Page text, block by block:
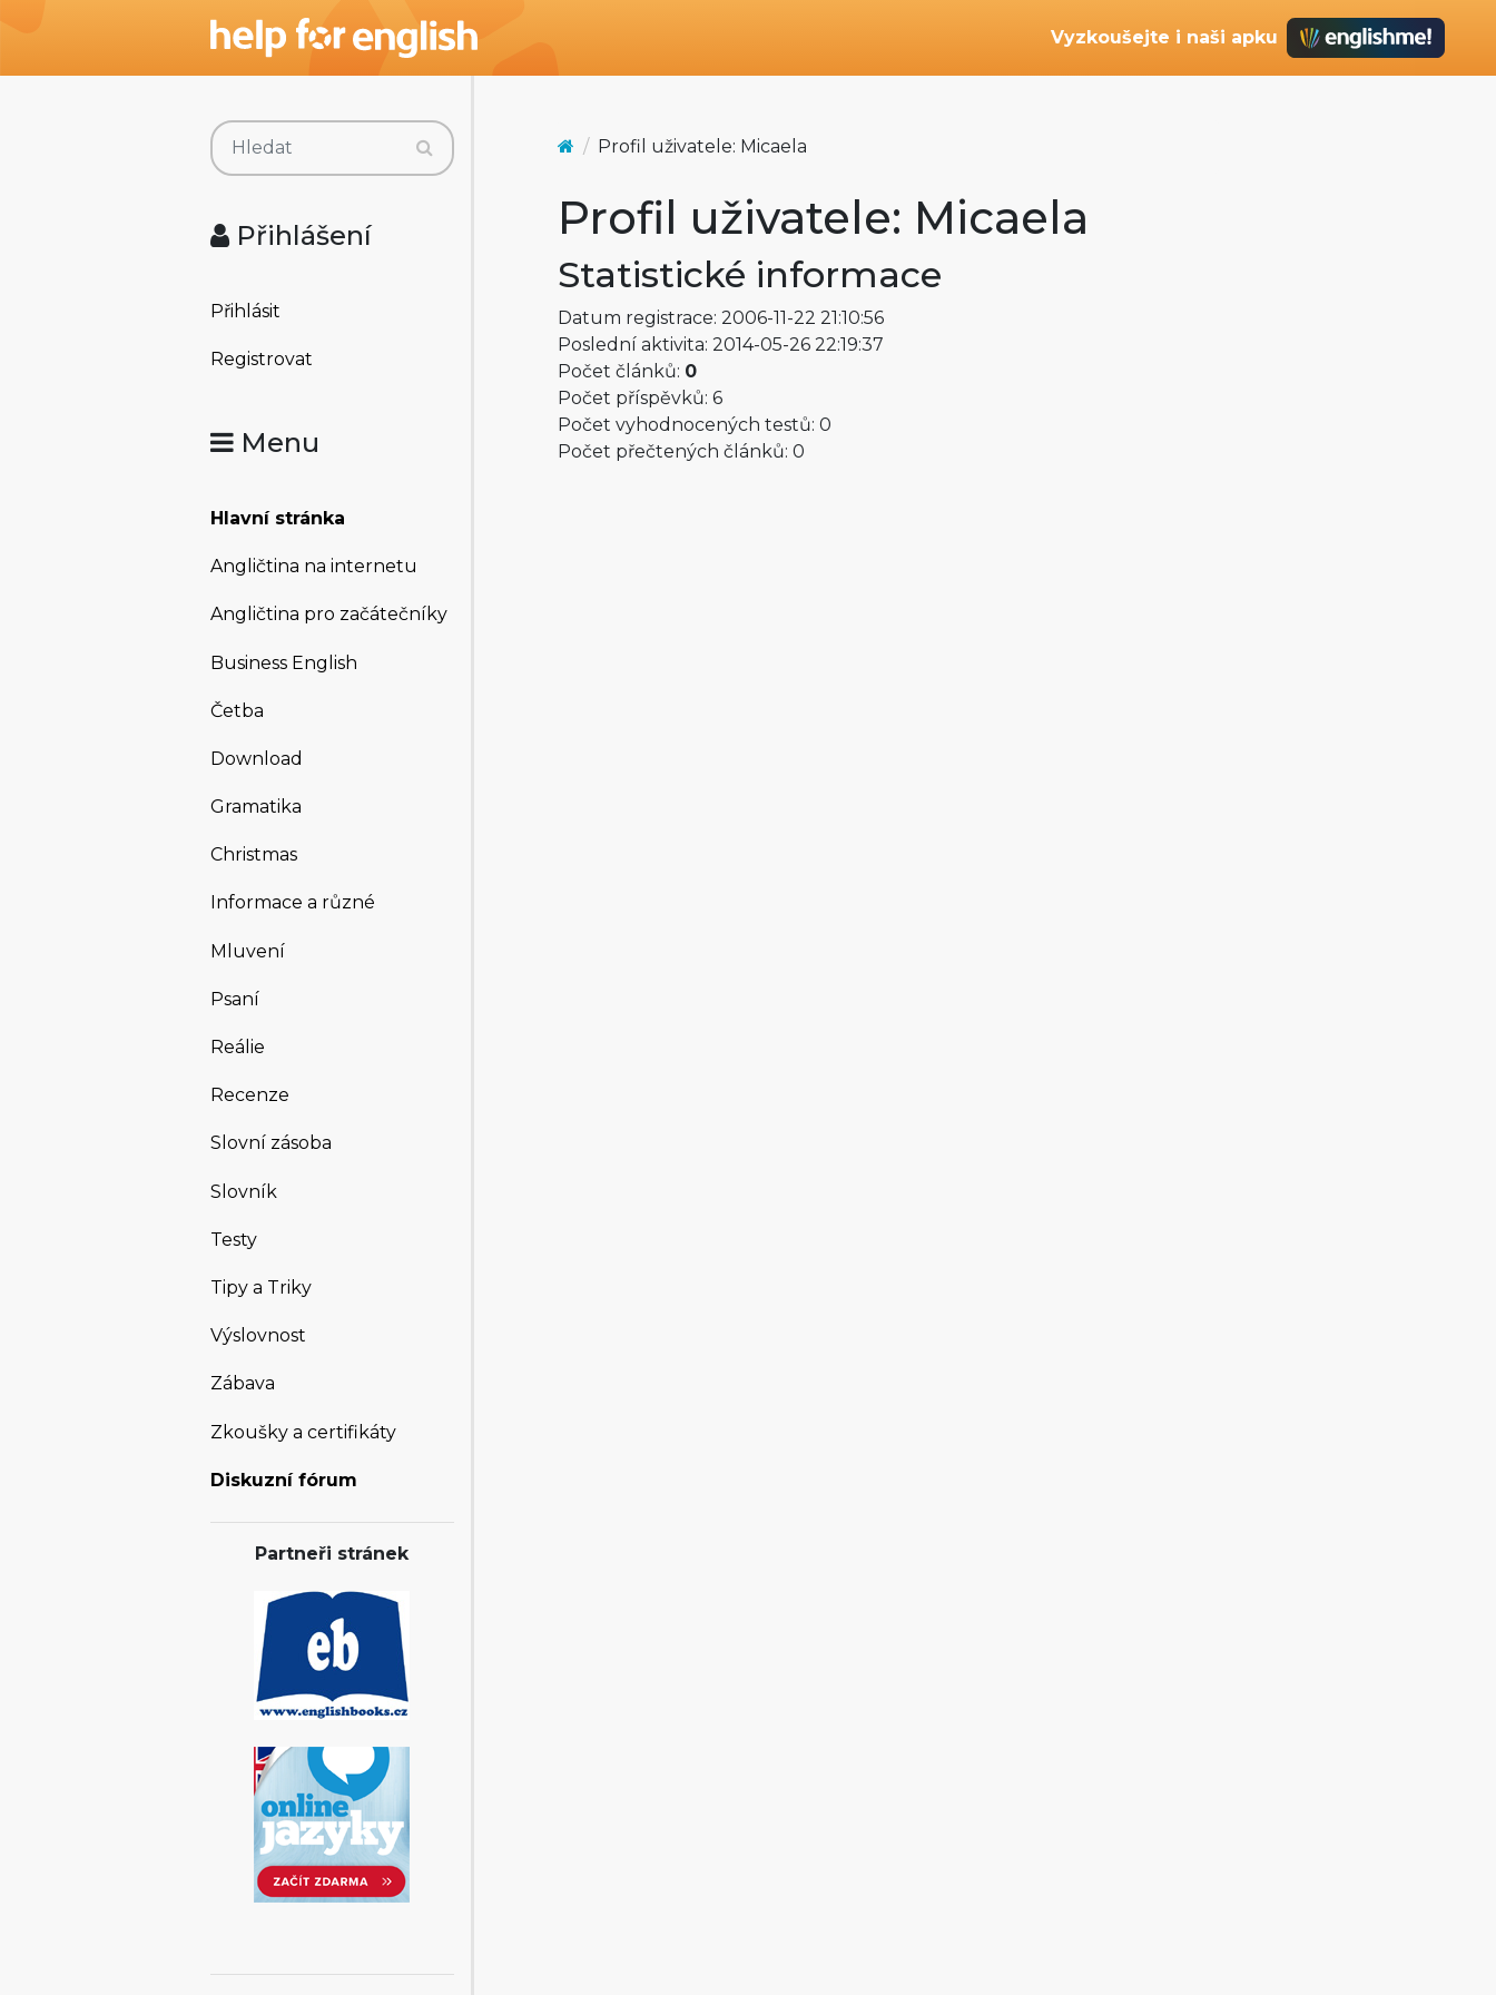
Vyzkoušejte i naši apku
Přihlášení
Přihlásit
Registrovat
Menu
Hlavní stránka
Angličtina na internetu
Angličtina pro začátečníky
Business English
Četba
Download
Gramatika
Christmas
Informace a různé
Mluvení
Psaní
Reálie
Recenze
Slovní zásoba
Slovník
Testy
Tipy a Triky
Výslovnost
Zábava
Zkoušky a certifikáty
Diskuzní fórum
Partneři stránek
Profil uživatele: Micaela
Profil uživatele: Micaela
Statistické informace
Datum registrace: 2006-11-22 21:10:56
Poslední aktivita: 2014-05-26 22:19:37
Počet článků: 0
Počet příspěvků: 6
Počet vyhodnocených testů: 0
Počet přečtených článků: 0